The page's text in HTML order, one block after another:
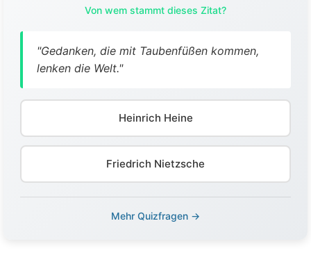
Von wem stammt dieses Zitat?
"Gedanken, die mit Taubenfüßen kommen,
lenken die Welt."
Heinrich Heine
Friedrich Nietzsche
Mehr Quizfragen →